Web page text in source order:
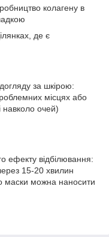
колагену в
де є
за шкірою:
місцях або
навколо очей)
ефекту відбілювання:
15-20 хвилин
маски можна наносити